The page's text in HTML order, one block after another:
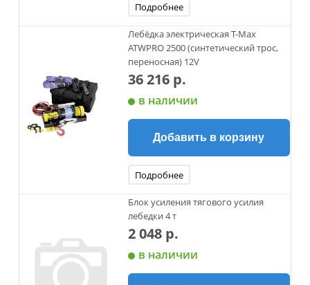
Подробнее
Лебёдка электрическая T-Max
ATWPRO 2500 (синтетический трос,
переносная) 12V
36 216 р.
в наличии
Добавить в корзину
Подробнее
Блок усиления тягового усилия
лебедки 4 т
2 048 р.
в наличии